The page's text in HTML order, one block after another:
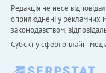
Редакція не несе
оприлюднені у рекламних
законодавством,
Cуб'єкт у сфері онлайн-